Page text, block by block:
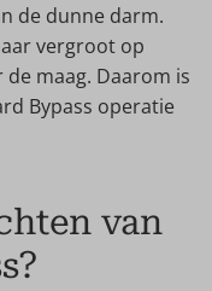
de dunne darm.
vergroot op
maag. Daarom is
Bypass operatie
van